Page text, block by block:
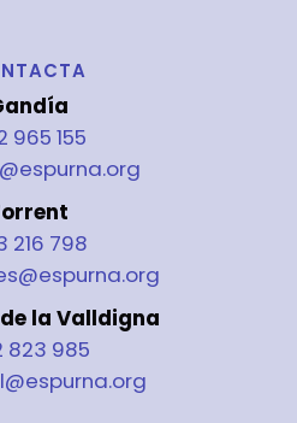
965 155
216 798
la Valldigna
823 985